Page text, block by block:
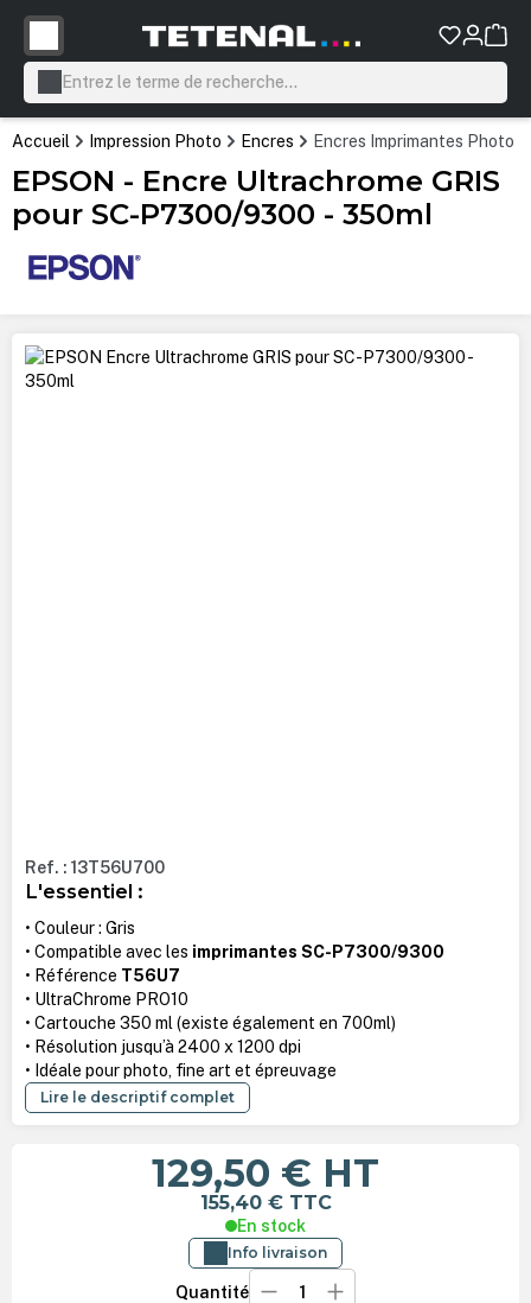
principal
Accueil Impression Photo Encres Encres Imprimantes Photo
EPSON - Encre Ultrachrome GRIS
pour SC-P7300/9300 - 350ml
Ignorer la galerie d'images
Ref. : 13T56U700
L'essentiel :
• Couleur : Gris
• Compatible avec les imprimantes SC-P7300/9300
• Référence T56U7
• UltraChrome PRO10
• Cartouche 350 ml (existe également en 700ml)
• Résolution jusqu’à 2400 x 1200 dpi
• Idéale pour photo, fine art et épreuvage
Lire le descriptif complet
129,50 € HT
155,40 € TTC
En stock
Info livraison
Quantité